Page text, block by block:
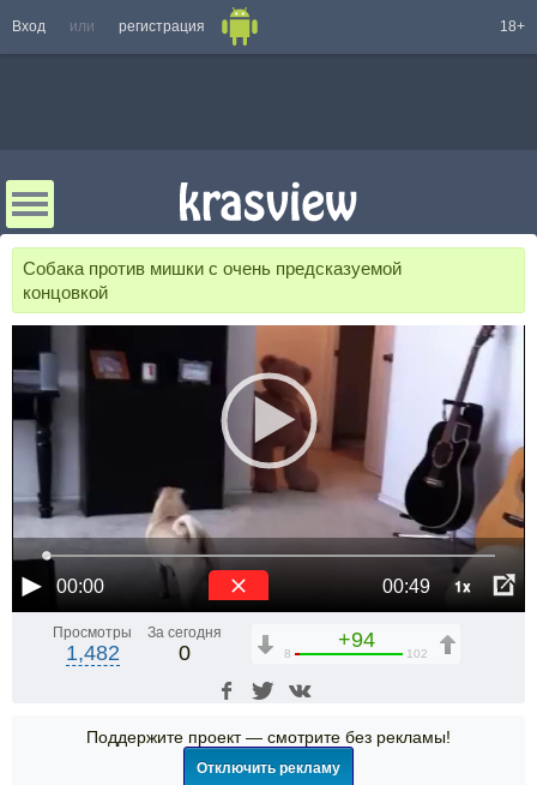
Вход или регистрация 18+
Собака против мишки с очень предсказуемой
концовкой
00:00 00:49 1x
Просмотры
1,482
За сегодня
0
+94
8 102
Поддержите проект — смотрите без рекламы!
Отключить рекламу